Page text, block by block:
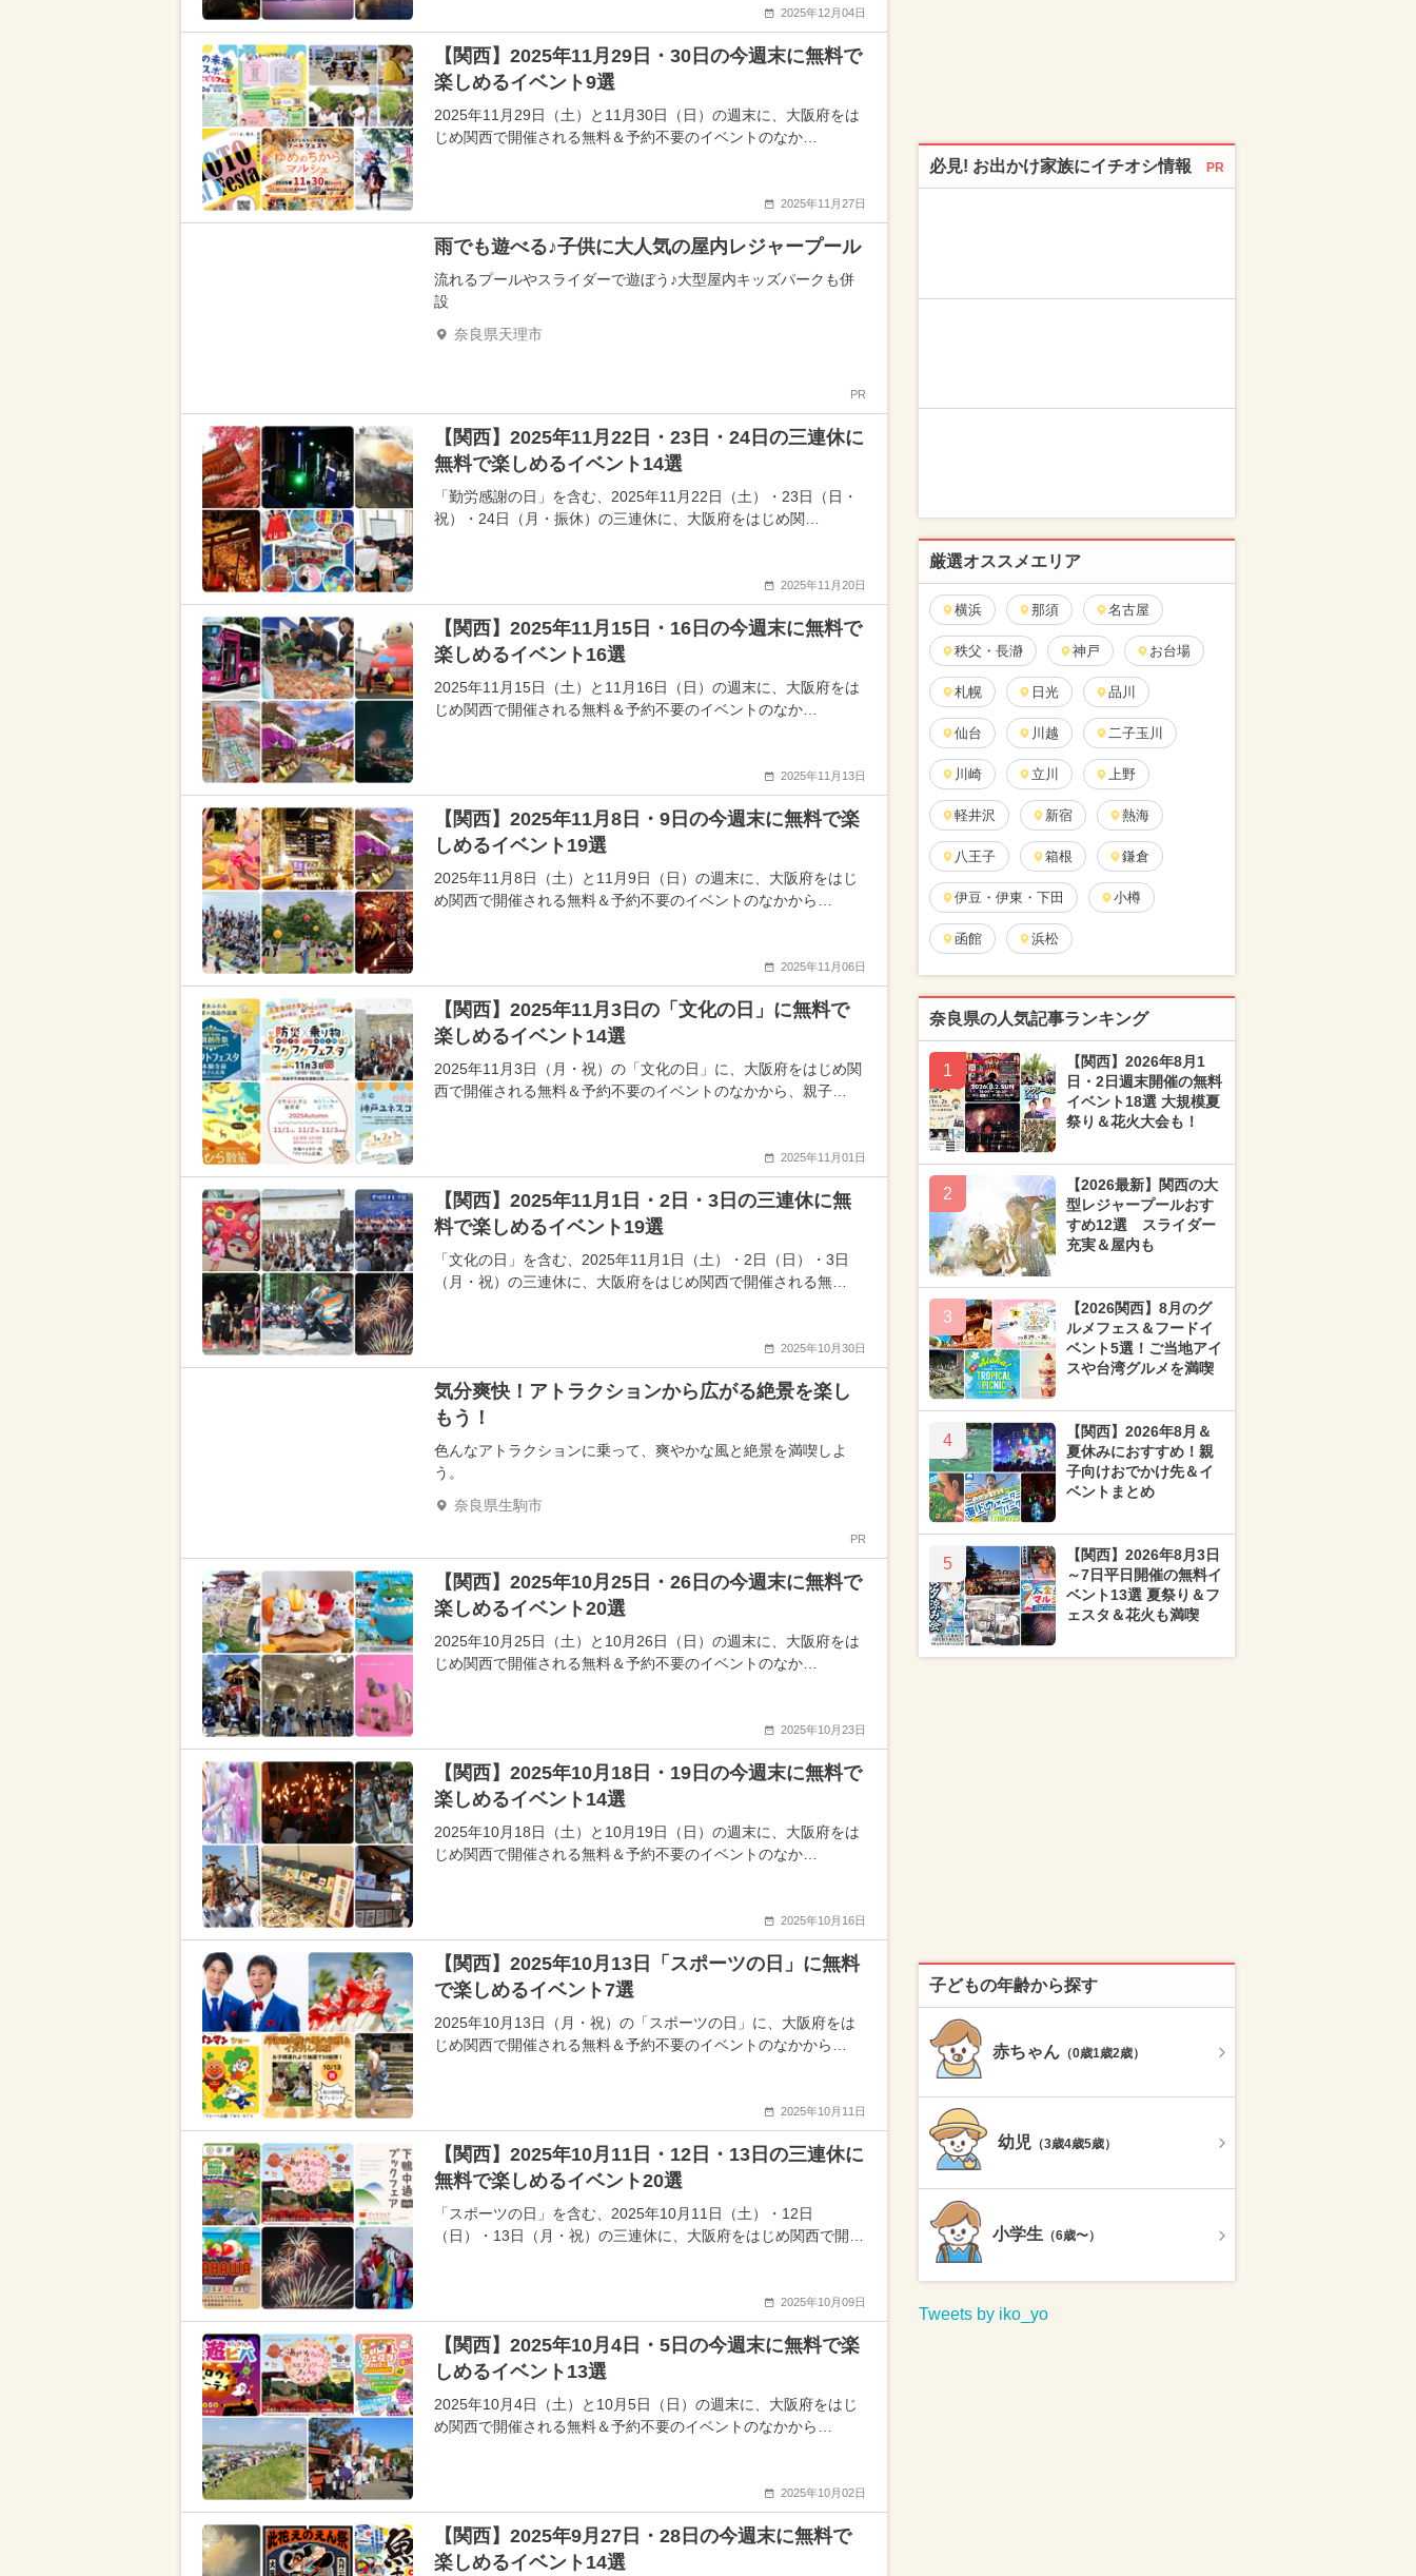
2025年12月04日
【関西】2025年11月29日・30日の今週末に無料で
楽しめるイベント9選
2025年11月29日（土）と11月30日（日）の週末に、大阪府をは
じめ関西で開催される無料＆予約不要のイベントのなか…
2025年11月27日
雨でも遊べる♪子供に大人気の屋内レジャープール
流れるプールやスライダーで遊ぼう♪大型屋内キッズパークも併
設
奈良県天理市
PR
【関西】2025年11月22日・23日・24日の三連休に
無料で楽しめるイベント14選
「勤労感謝の日」を含む、2025年11月22日（土）・23日（日・
祝）・24日（月・振休）の三連休に、大阪府をはじめ関…
2025年11月20日
【関西】2025年11月15日・16日の今週末に無料で
楽しめるイベント16選
2025年11月15日（土）と11月16日（日）の週末に、大阪府をは
じめ関西で開催される無料＆予約不要のイベントのなか…
2025年11月13日
【関西】2025年11月8日・9日の今週末に無料で楽
しめるイベント19選
2025年11月8日（土）と11月9日（日）の週末に、大阪府をはじ
め関西で開催される無料＆予約不要のイベントのなかから…
2025年11月06日
【関西】2025年11月3日の「文化の日」に無料で
楽しめるイベント14選
2025年11月3日（月・祝）の「文化の日」に、大阪府をはじめ関
西で開催される無料＆予約不要のイベントのなかから、親子…
2025年11月01日
【関西】2025年11月1日・2日・3日の三連休に無
料で楽しめるイベント19選
「文化の日」を含む、2025年11月1日（土）・2日（日）・3日
（月・祝）の三連休に、大阪府をはじめ関西で開催される無…
2025年10月30日
気分爽快！アトラクションから広がる絶景を楽し
もう！
色んなアトラクションに乗って、爽やかな風と絶景を満喫しよ
う。
奈良県生駒市
PR
【関西】2025年10月25日・26日の今週末に無料で
楽しめるイベント20選
2025年10月25日（土）と10月26日（日）の週末に、大阪府をは
じめ関西で開催される無料＆予約不要のイベントのなか…
2025年10月23日
【関西】2025年10月18日・19日の今週末に無料で
楽しめるイベント14選
2025年10月18日（土）と10月19日（日）の週末に、大阪府をは
じめ関西で開催される無料＆予約不要のイベントのなか…
2025年10月16日
【関西】2025年10月13日「スポーツの日」に無料
で楽しめるイベント7選
2025年10月13日（月・祝）の「スポーツの日」に、大阪府をは
じめ関西で開催される無料＆予約不要のイベントのなかから…
2025年10月11日
【関西】2025年10月11日・12日・13日の三連休に
無料で楽しめるイベント20選
「スポーツの日」を含む、2025年10月11日（土）・12日
（日）・13日（月・祝）の三連休に、大阪府をはじめ関西で開…
2025年10月09日
【関西】2025年10月4日・5日の今週末に無料で楽
しめるイベント13選
2025年10月4日（土）と10月5日（日）の週末に、大阪府をはじ
め関西で開催される無料＆予約不要のイベントのなかから…
2025年10月02日
【関西】2025年9月27日・28日の今週末に無料で
楽しめるイベント14選
必見! お出かけ家族にイチオシ情報 PR
厳選オススメエリア
横浜 那須 名古屋
秩父・長瀞 神戸 お台場
札幌 日光 品川
仙台 川越 二子玉川
川崎 立川 上野
軽井沢 新宿 熱海
八王子 箱根 鎌倉
伊豆・伊東・下田 小樽
函館 浜松
奈良県の人気記事ランキング
1
【関西】2026年8月1
日・2日週末開催の無料
イベント18選 大規模夏
祭り＆花火大会も！
2
【2026最新】関西の大
型レジャープールおす
すめ12選 スライダー
充実＆屋内も
3
【2026関西】8月のグ
ルメフェス＆フードイ
ベント5選！ご当地アイ
スや台湾グルメを満喫
4
【関西】2026年8月＆
夏休みにおすすめ！親
子向けおでかけ先＆イ
ベントまとめ
5
【関西】2026年8月3日
～7日平日開催の無料イ
ベント13選 夏祭り＆フ
ェスタ＆花火も満喫
子どもの年齢から探す
赤ちゃん （0歳1歳2歳）
幼児 （3歳4歳5歳）
小学生 （6歳〜）
Tweets by iko_yo